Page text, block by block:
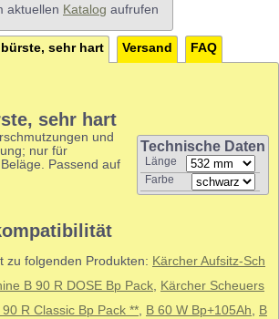
aktuellen Katalog aufrufen
sehr hart Versand FAQ
sehr hart
Technische Daten
Länge
Farbe
und
nur für
Passend auf
zu folgenden Produkten: Kärcher Aufsitz-Sch
B 90 R DOSE Bp Pack, Kärcher Scheuers
R Classic Bp Pack **, B 60 W Bp+105Ah, B